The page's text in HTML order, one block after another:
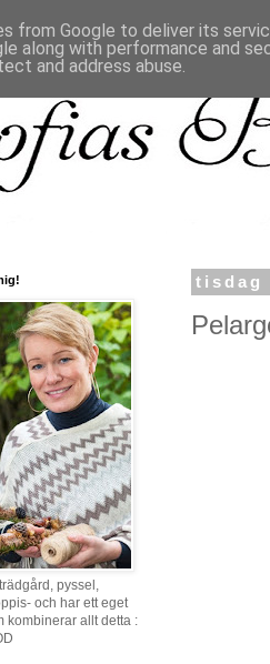
tisdag
pyssel,
och har ett eget
kombinerar allt detta :
from Google to deliver its
along with performance and
and address abuse.